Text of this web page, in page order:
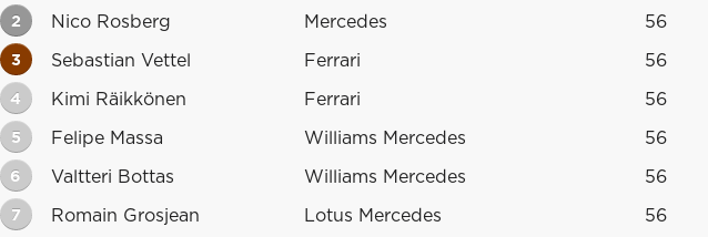
2 Nico Rosberg Mercedes 56
3 Sebastian Vettel Ferrari 56
4 Kimi Räikkönen Ferrari 56
5 Felipe Massa Williams Mercedes 56
6 Valtteri Bottas Williams Mercedes 56
7 Romain Grosjean Lotus Mercedes 56